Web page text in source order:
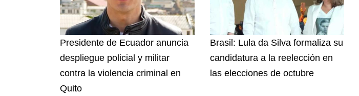
Presidente de Ecuador anuncia
despliegue policial y militar
contra la violencia criminal en
Quito
Brasil: Lula da Silva formaliza su
candidatura a la reelección en
las elecciones de octubre